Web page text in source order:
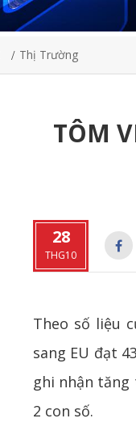
Thị Trường
TÔM
28
THG10
Theo số liệu
sang EU đạt
ghi nhận
2 con số.